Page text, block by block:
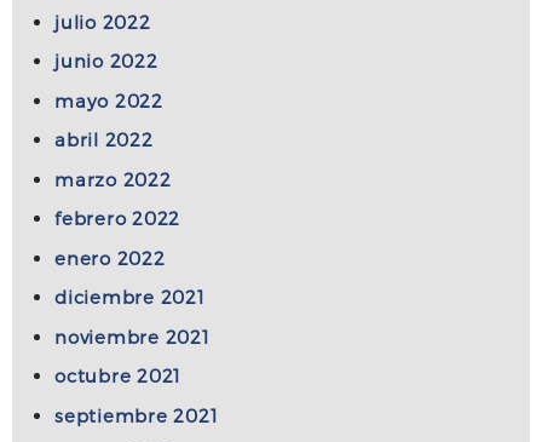
julio 2022
junio 2022
mayo 2022
abril 2022
marzo 2022
febrero 2022
enero 2022
diciembre 2021
noviembre 2021
octubre 2021
septiembre 2021